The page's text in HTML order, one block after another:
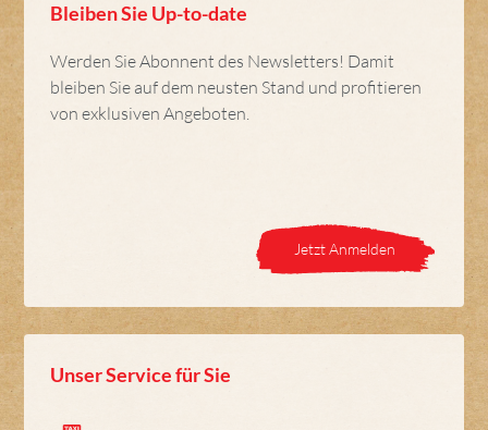
Bleiben Sie Up-to-date
Werden Sie Abonnent des Newsletters! Damit
bleiben Sie auf dem neusten Stand und profitieren
von exklusiven Angeboten.
Jetzt Anmelden
Unser Service für Sie